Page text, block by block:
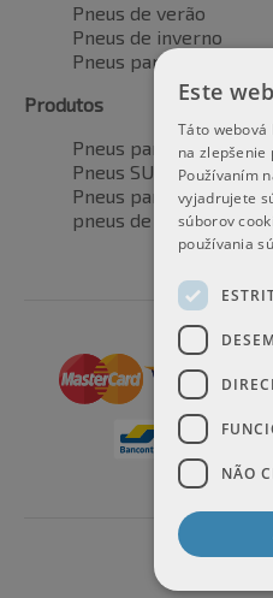
Pneus de verão
Pneus de inverno
Pneus para todas as
Produtos
Pneus para automóveis
Pneus SUV / 4x4
Pneus para veículos
pneus de motocicleta
Este
Táto webová
na zlepšenie
Používaním
vyjadrujete
súborov
používania
NÃO